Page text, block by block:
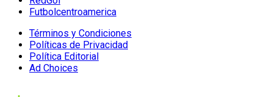
Futbolcentroamerica
Términos y Condiciones
Políticas de Privacidad
Política Editorial
Ad Choices